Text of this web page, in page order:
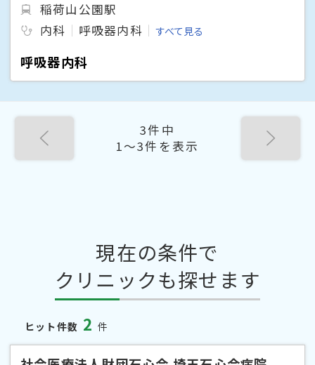
稲荷山公園駅
内科
呼吸器内科 すべて見る
呼吸器内科
3件中
1〜3件を表示
現在の条件で
クリニックも探せます
ヒット件数 2 件